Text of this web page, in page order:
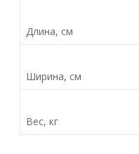
Длина, см
Ширина, см
Вес, кг